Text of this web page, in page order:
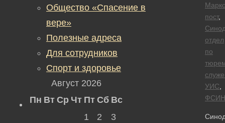
пост,
отдел
по
УИС
ФСИН
Общество «Спасение в
вере»
Полезные адреса
Для сотрудников
Спорт и здоровье
Август 2026
Пн Вт Ср Чт Пт Сб Вс
1
2
3